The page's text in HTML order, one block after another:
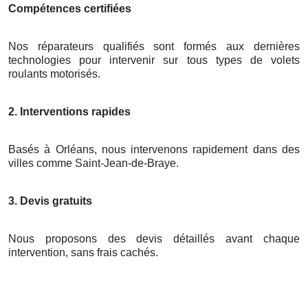
Compétences certifiées
Nos réparateurs qualifiés sont formés aux dernières
technologies pour intervenir sur tous types de volets
roulants motorisés.
2. Interventions rapides
Basés à Orléans, nous intervenons rapidement dans des
villes comme Saint-Jean-de-Braye.
3. Devis gratuits
Nous proposons des devis détaillés avant chaque
intervention, sans frais cachés.